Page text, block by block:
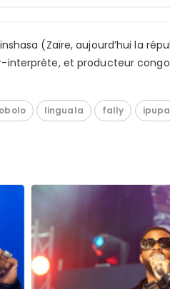
(Zaïre, aujourd’hui la
et producteur
linguala fally ipupa